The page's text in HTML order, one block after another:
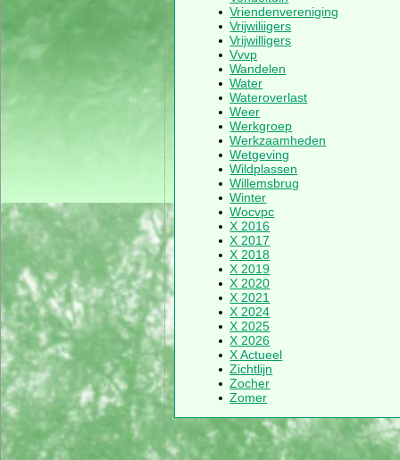
Vriendenvereniging
Vrijwiliigers
Vrijwilligers
Vvvp
Wandelen
Water
Wateroverlast
Weer
Werkgroep
Werkzaamheden
Wetgeving
Wildplassen
Willemsbrug
Winter
Wocvpc
X 2016
X 2017
X 2018
X 2019
X 2020
X 2021
X 2024
X 2025
X 2026
X Actueel
Zichtlijn
Zocher
Zomer